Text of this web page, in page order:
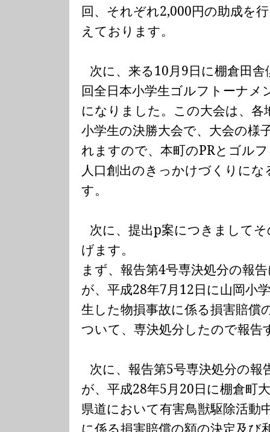
回、それぞれ2,000円の助成を
えております。
次に、来る10月9日に棚倉田
回全日本小学生ゴルフトーナ
になりました。この大会は、各
小学生の決勝大会で、大会の様
れますので、本町のPRとゴル
人口創出のきっかけづくりに
す。
次に、提出p案につきまして
げます。
まず、報告第4号専決処分の報
が、平成28年7月12日に山岡小
生した物損事故に係る損害賠償
ついて、専決処分したので報
次に、報告第5号専決処分の報
が、平成28年5月20日に棚倉町
県道において有害鳥獣駆除活動
に係る損害賠償の額の決定及び